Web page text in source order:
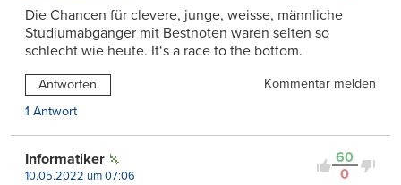
Die Chancen für clevere, junge, weisse, männliche
Studiumabgänger mit Bestnoten waren selten so
schlecht wie heute. It‘s a race to the bottom.
Antworten
Kommentar melden
1 Antwort
60
0
Informatiker
10.05.2022 um 07:06